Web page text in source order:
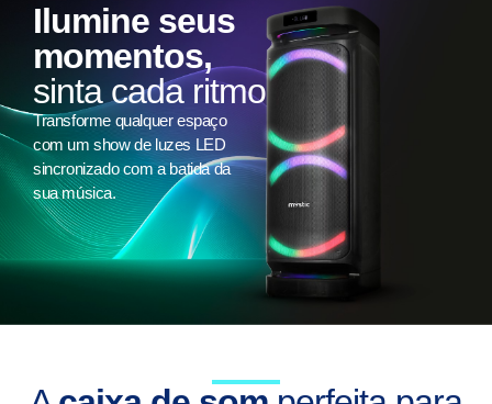
Ilumine seus
momentos,
sinta cada ritmo
Transforme qualquer espaço
com um show de luzes LED
sincronizado com a batida da
sua música.